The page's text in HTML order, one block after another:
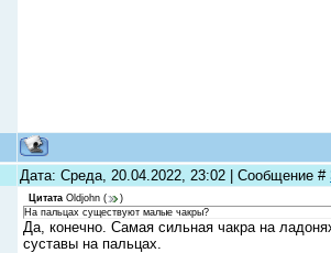
Дата: Среда, 20.04.2022, 23:02 | Сообщение #
Цитата Oldjohn (
)
На пальцах существуют малые чакры?
Да, конечно. Самая сильная чакра на
суставы на пальцах.